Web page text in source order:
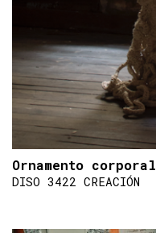
Ornamento corporal
DISO 3422 CREACIÓN